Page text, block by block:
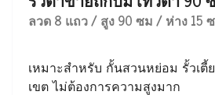
ลวด 8 แถว / สูง 90 ซม / ห่าง 15
เหมาะสำหรับ กั้นสวนหย่อม รั้วเตี้
เขต ไม่ต้องการความสูงมาก